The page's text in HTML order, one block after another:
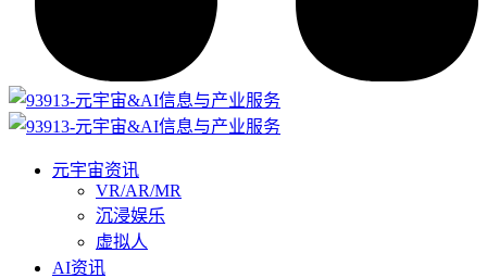
元宇宙资讯
VR/AR/MR
沉浸娱乐
虚拟人
AI资讯